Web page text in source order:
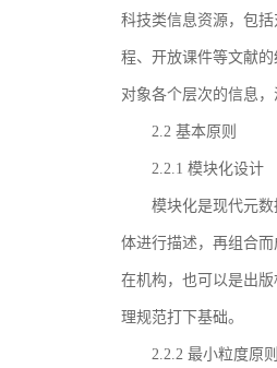
科技类信息资源，包
程、开放课件等文献
对象各个层次的信息
2.2 基本原则
2.2.1 模块化设计
模块化是现代元
体进行描述，再组合
在机构，也可以是出
理规范打下基础。
2.2.2 最小粒度原